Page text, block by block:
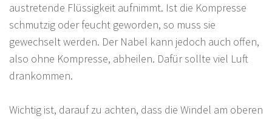
austretende Flüssigkeit aufnimmt. Ist die Kompresse
schmutzig oder feucht geworden, so muss sie
gewechselt werden. Der Nabel kann jedoch auch offen,
also ohne Kompresse, abheilen. Dafür sollte viel Luft
drankommen.
Wichtig ist, darauf zu achten, dass die Windel am oberen